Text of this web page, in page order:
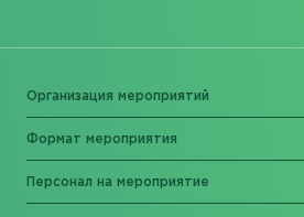
Организация мероприятий
Формат мероприятия
Персонал на мероприятие